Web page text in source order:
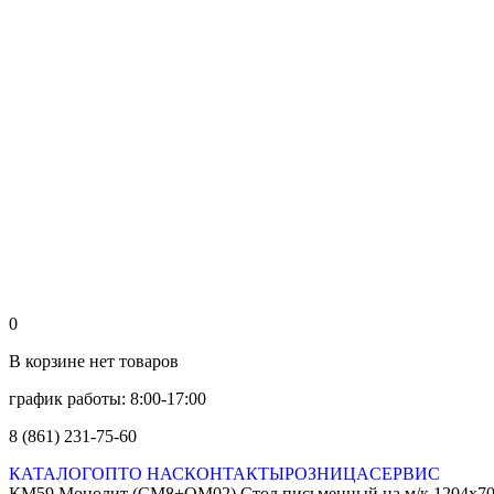
0
В корзине нет товаров
график работы: 8:00-17:00
8 (861) 231-75-60
КАТАЛОГОПТО НАСКОНТАКТЫРОЗНИЦАСЕРВИС